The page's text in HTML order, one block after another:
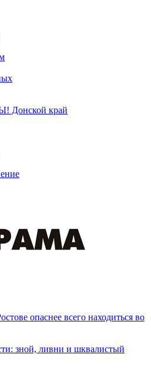
Донской край
опаснее всего находиться во
зной, ливни и шквалистый